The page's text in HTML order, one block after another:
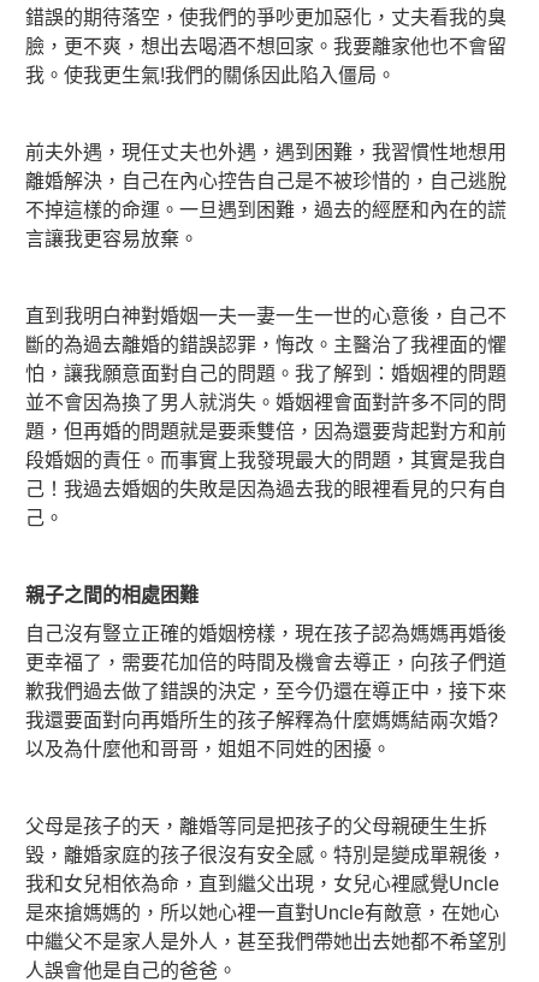
錯誤的期待落空，使我們的爭吵更加惡化，丈夫看我的臭
臉，更不爽，想出去喝酒不想回家。我要離家他也不會留
我。使我更生氣!我們的關係因此陷入僵局。
前夫外遇，現任丈夫也外遇，遇到困難，我習慣性地想用
離婚解決，自己在內心控告自己是不被珍惜的，自己逃脫
不掉這樣的命運。一旦遇到困難，過去的經歷和內在的謊
言讓我更容易放棄。
直到我明白神對婚姻一夫一妻一生一世的心意後，自己不
斷的為過去離婚的錯誤認罪，悔改。主醫治了我裡面的懼
怕，讓我願意面對自己的問題。我了解到：婚姻裡的問題
並不會因為換了男人就消失。婚姻裡會面對許多不同的問
題，但再婚的問題就是要乘雙倍，因為還要背起對方和前
段婚姻的責任。而事實上我發現最大的問題，其實是我自
己！我過去婚姻的失敗是因為過去我的眼裡看見的只有自
己。
親子之間的相處困難
自己沒有豎立正確的婚姻榜樣，現在孩子認為媽媽再婚後
更幸福了，需要花加倍的時間及機會去導正，向孩子們道
歉我們過去做了錯誤的決定，至今仍還在導正中，接下來
我還要面對向再婚所生的孩子解釋為什麼媽媽結兩次婚?
以及為什麼他和哥哥，姐姐不同姓的困擾。
父母是孩子的天，離婚等同是把孩子的父母親硬生生拆
毀，離婚家庭的孩子很沒有安全感。特別是變成單親後，
我和女兒相依為命，直到繼父出現，女兒心裡感覺Uncle
是來搶媽媽的，所以她心裡一直對Uncle有敵意，在她心
中繼父不是家人是外人，甚至我們帶她出去她都不希望別
人誤會他是自己的爸爸。